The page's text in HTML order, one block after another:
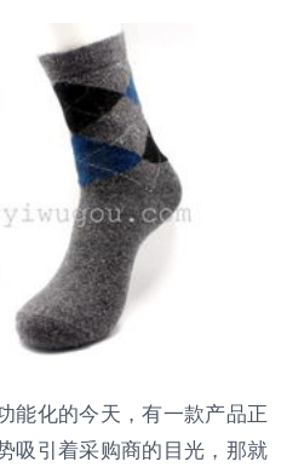
能化的今天，有一款产品正
吸引着采购商的目光，那就